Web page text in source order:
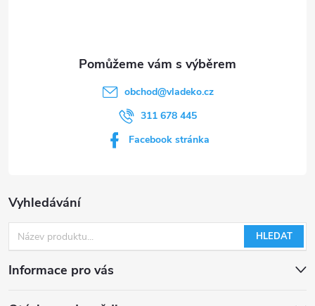
Vyhledávání
HLEDAT
Informace pro vás
obchod@vladeko.cz
311 678 445
Facebook stránka